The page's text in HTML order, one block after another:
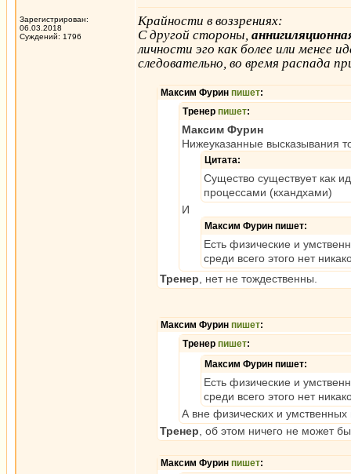
Зарегистрирован:
06.03.2018
Суждений: 1796
Крайности в воззрениях:
С другой стороны,
личности эго как более или менее
следовательно, во время распада
Максим Фурин пишет:
Тренер пишет:
Максим Фурин
Нижеуказанные высказывания
Цитата:
Существо существует как
процессами (кхандхами)
И
Максим Фурин пишет:
Есть физические и
среди всего этого нет
Тренер , нет не тождественны.
Максим Фурин пишет:
Тренер пишет:
Максим Фурин пишет:
Есть физические и
среди всего этого нет
А вне физических и
Тренер , об этом ничего не может
Максим Фурин пишет: